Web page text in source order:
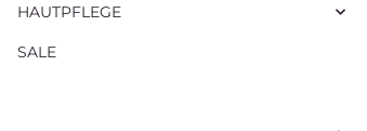
HAUTPFLEGE
SALE